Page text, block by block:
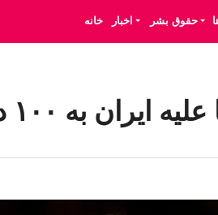
خانه اخبار حقوق بشر
به ۱۰۰ درصد می رسد